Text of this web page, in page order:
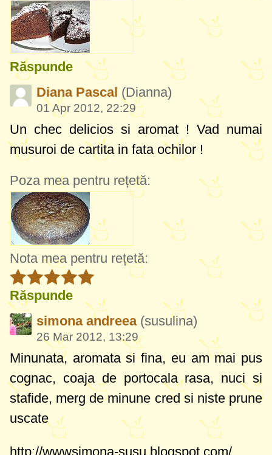
Răspunde
Diana Pascal (Dianna)
01 Apr 2012, 22:29
Un chec delicios si aromat ! Vad numai
musuroi de cartita in fata ochilor !
Poza mea pentru rețetă:
Nota mea pentru rețetă:
Răspunde
simona andreea (susulina)
26 Mar 2012, 13:29
Minunata, aromata si fina, eu am mai pus
cognac, coaja de portocala rasa, nuci si
stafide, merg de minune cred si niste prune
uscate
http://wwwsimona-susu.blogspot.com/